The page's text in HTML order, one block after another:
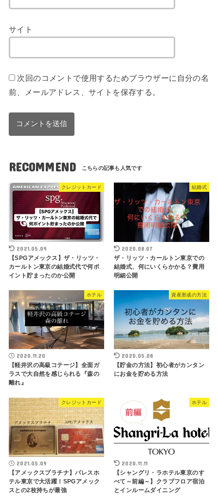
サイト
次回のコメントで使用するためブラウザーに自分の名
前、メールアドレス、サイトを保存する。
RECOMMEND
クレジットカード
2021.05.09
【SPGアメックス】ザ・リッツ・
カールトン東京の結婚式代で何ポ
イント貯まったのか公開
結婚式
2020.08.07
ザ・リッツ・カールトン東京での
結婚式、何にいくらかかる？費用
明細公開
ホテル
2020.11.20
【軽井沢の高級コテージ】全面ガ
ラスで大自然を感じられる『森の
離れ』
資産形成の方法
2020.05.08
【貯金の方法】初心者がカンタン
にお金を貯める方法
クレジットカード
2021.05.09
【アメックスプラチナ】パレスホ
テル東京で大活躍！SPGアメック
スとの2枚持ちが最強
ホテル
2020.11.11
【シャングリ・ラホテル東京のす
べて～前編～】クラブフロア宿泊
とインルームダイニング